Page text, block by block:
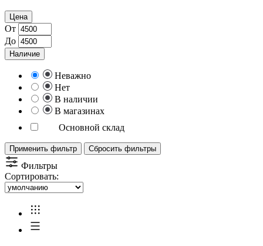
Цена
От
До
Наличие
Неважно
Нет
В наличии
В магазинах
Основной склад
Применить фильтр Сбросить фильтры
Фильтры
Сортировать: